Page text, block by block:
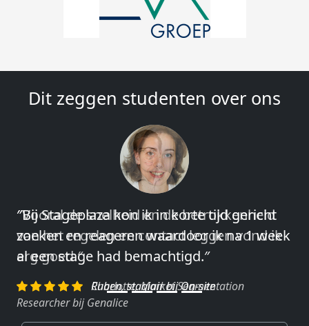
Dit zeggen studenten over ons
″Vooral de snelheid en de betrokkenheid
van het regelen en contact leggen vond ik
erg goed.″
Charlotte, Market Segmentation
Researcher bij Genalice